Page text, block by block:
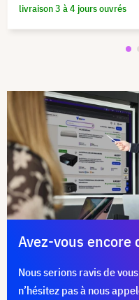
livraison 3 à 4 jours ouvrés
Avez-vous encore
Nous serions ravis de
n’hésitez pas à nous